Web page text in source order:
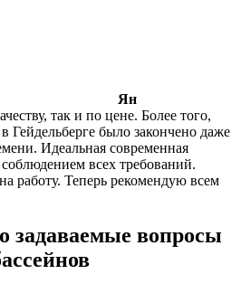
Ян
так и по цене. Более того,
Гейдельберге было закончено даже
Идеальная современная
всех требований.
работу. Теперь рекомендую всем
задаваемые вопросы